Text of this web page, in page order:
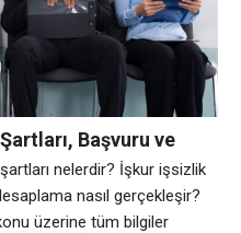
Başvuru ve
nelerdir? İşkur işsizlik
nasıl gerçekleşir?
üzerine tüm bilgiler